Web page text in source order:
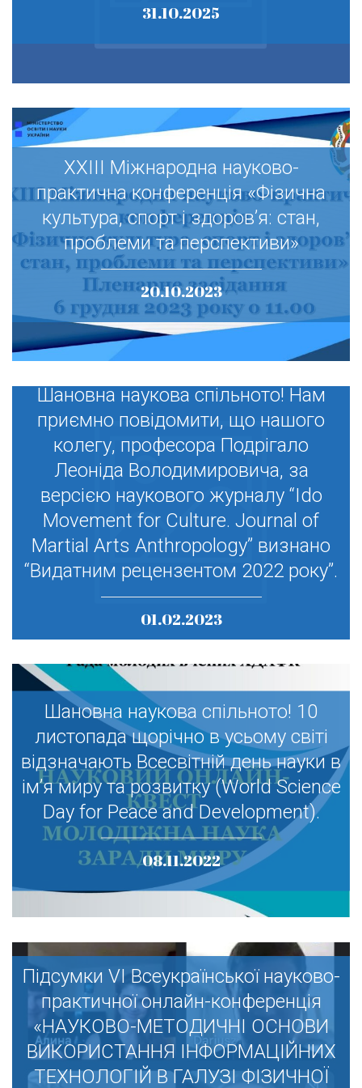
31.10.2025
XXIII Міжнародна науково-
практична конференція «Фізична
культура, спорт і здоров’я: стан,
проблеми та перспективи»
20.10.2023
XXIII Міжнародна науково-
практична конференція «Фізична
культура, спорт і здоров’я: стан,
проблеми та перспективи»
Шановна наукова спільното! Нам
приємно повідомити, що нашого
колегу, професора Подрігало
Леоніда Володимировича, за
версією наукового журналу “Ido
Movement for Culture. Journal of
Martial Arts Anthropology” визнано
“Видатним рецензентом 2022 року”.
01.02.2023
Шановна наукова спільното! Нам
приємно повідомити, що нашого
колегу, професора Подрігало
Леоніда Володимировича, за
версією наукового журналу “Ido
Movement for Culture. Journal of
Martial Arts Anthropology” визнано
“Видатним рецензентом 2022 року”.
Шановна наукова спільното! 10
листопада щорічно в усьому світі
відзначають Всесвітній день науки в
ім’я миру та розвитку (World Science
Day for Peace and Development).
08.11.2022
Шановна наукова спільното! 10
листопада щорічно в усьому світі
відзначають Всесвітній день науки в
ім’я миру та розвитку (World Science
Day for Peace and Development).
Підсумки VІ Всеукраїнської науково-
практичної онлайн-конференція
«НАУКОВО-МЕТОДИЧНІ ОСНОВИ
ВИКОРИСТАННЯ ІНФОРМАЦІЙНИХ
ТЕХНОЛОГІЙ В ГАЛУЗІ ФІЗИЧНОЇ
Підсумки VІ Всеукраїнської науково-
практичної онлайн-конференція
«НАУКОВО-МЕТОДИЧНІ ОСНОВИ
ВИКОРИСТАННЯ ІНФОРМАЦІЙНИХ